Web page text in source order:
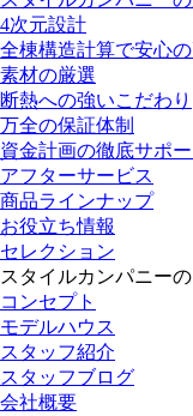
4次元設計
全棟構造計算で安心
素材の厳選
断熱への強いこだわり
万全の保証体制
資金計画の徹底サポー
アフターサービス
商品ラインナップ
お役立ち情報
セレクション
スタイルカンパニー
コンセプト
モデルハウス
スタッフ紹介
スタッフブログ
会社概要